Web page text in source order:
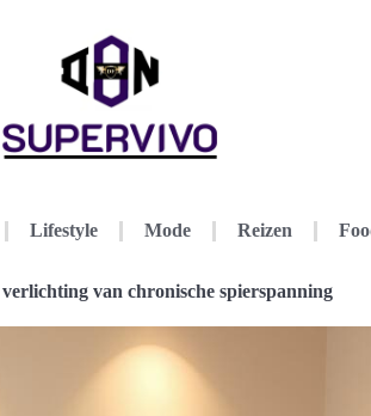
Lifestyle Mode Reizen
van chronische spierspanning